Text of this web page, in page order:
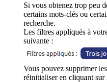
Si vous obtenez trop peu
certains mots-clés ou
recherche.
Les filtres appliqués à
suivante :
Vous pouvez supprimer
réinitialiser en cliquant